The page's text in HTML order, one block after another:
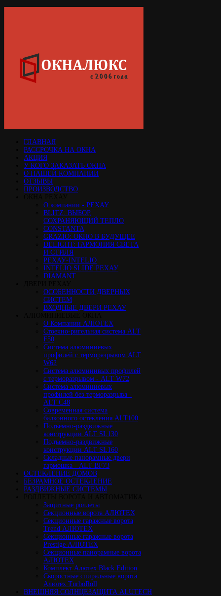
ГЛАВНАЯ
РАССРОЧКА НА ОКНА
АКЦИЯ
У КОГО ЗАКАЗАТЬ ОКНА
О НАШЕЙ КОМПАНИИ
ОТЗЫВЫ
ПРОИЗВОДСТВО
О компании - РЕХАУ
BLITZ: ВЫБОР,
СОХРАНЯЮЩИЙ ТЕПЛО
CONSTANTA
GRAZIO: ОКНО В БУДУЩЕЕ
DELIGHT: ГАРМОНИЯ СВЕТА
И СТИЛЯ
РЕХАУ-INTELIO
INTELIO SLIDE РЕХАУ
DIAMANT
ОСОБЕННОСТИ ДВЕРНЫХ
СИСТЕМ
ВХОДНЫЕ ДВЕРИ РЕХАУ
О Компании АЛЮТЕХ
Стоечно-ригельная система ALT
F50
Cистема алюминиевых
профилей с терморазрывом ALT
W62
Система алюминивых профилей
с терморазрывом - ALT W72
Cистема алюминиевых
профилей без терморазрыва -
ALT C48
Cовременная система
балконного остекления ALT100
Подъемно-раздвижные
конструкции ALT SL130
Подъемно-раздвижные
конструкции ALT SL160
Cкладные панорамные двери
гармошка - ALT BF73
ОСТЕКЛЕНИЕ ДОМОВ
БЕЗРАМНОЕ ОСТЕКЛЕНИЕ
РАЗДВИЖНЫЕ СИСТЕМЫ
Защитные роллеты
Секционные ворота АЛЮТЕХ
Секционные гаражные ворота
Trend АЛЮТЕХ
Секционные гаражные ворота
Prestige АЛЮТЕХ
Секционные панорамные ворота
АЛЮТЕХ
Комплект Алютех Black Edition
Скоростные спиральные ворота
Алютех TurboRoll
ВНЕШНЯЯ СОЛНЦЕЗАЩИТА ALUTECH